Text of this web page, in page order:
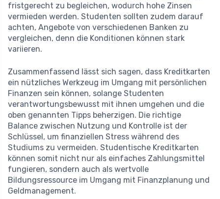
fristgerecht zu begleichen, wodurch hohe Zinsen
vermieden werden. Studenten sollten zudem darauf
achten, Angebote von verschiedenen Banken zu
vergleichen, denn die Konditionen können stark
variieren.
Zusammenfassend lässt sich sagen, dass Kreditkarten
ein nützliches Werkzeug im Umgang mit persönlichen
Finanzen sein können, solange Studenten
verantwortungsbewusst mit ihnen umgehen und die
oben genannten Tipps beherzigen. Die richtige
Balance zwischen Nutzung und Kontrolle ist der
Schlüssel, um finanziellen Stress während des
Studiums zu vermeiden. Studentische Kreditkarten
können somit nicht nur als einfaches Zahlungsmittel
fungieren, sondern auch als wertvolle
Bildungsressource im Umgang mit Finanzplanung und
Geldmanagement.